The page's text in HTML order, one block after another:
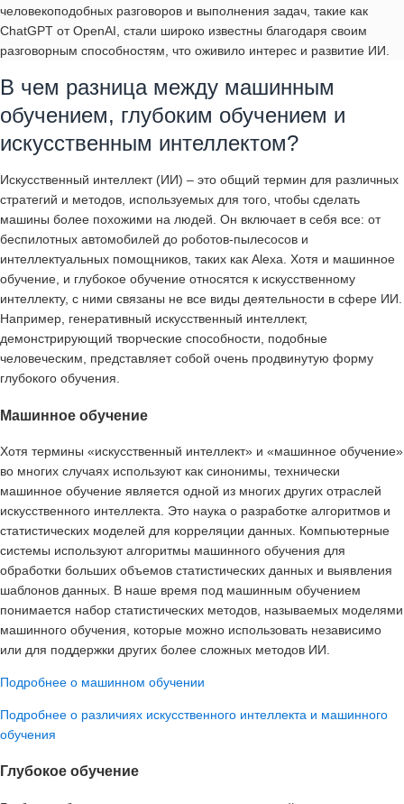
человекоподобных разговоров и выполнения задач, такие как
ChatGPT от OpenAI, стали широко известны благодаря своим
разговорным способностям, что оживило интерес и развитие ИИ.
В чем разница между машинным
обучением, глубоким обучением и
искусственным интеллектом?
Искусственный интеллект (ИИ) – это общий термин для различных
стратегий и методов, используемых для того, чтобы сделать
машины более похожими на людей. Он включает в себя все: от
беспилотных автомобилей до роботов-пылесосов и
интеллектуальных помощников, таких как Alexa. Хотя и машинное
обучение, и глубокое обучение относятся к искусственному
интеллекту, с ними связаны не все виды деятельности в сфере ИИ.
Например, генеративный искусственный интеллект,
демонстрирующий творческие способности, подобные
человеческим, представляет собой очень продвинутую форму
глубокого обучения.
Машинное обучение
Хотя термины «искусственный интеллект» и «машинное обучение»
во многих случаях используют как синонимы, технически
машинное обучение является одной из многих других отраслей
искусственного интеллекта. Это наука о разработке алгоритмов и
статистических моделей для корреляции данных. Компьютерные
системы используют алгоритмы машинного обучения для
обработки больших объемов статистических данных и выявления
шаблонов данных. В наше время под машинным обучением
понимается набор статистических методов, называемых моделями
машинного обучения, которые можно использовать независимо
или для поддержки других более сложных методов ИИ.
Подробнее о машинном обучении
Подробнее о различиях искусственного интеллекта и машинного
обучения
Глубокое обучение